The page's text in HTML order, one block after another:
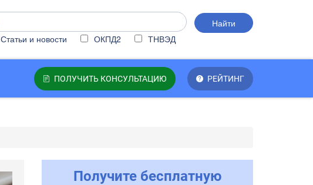
Найти
Статьи и новости
ОКПД2 ТНВЭД
ПОЛУЧИТЬ КОНСУЛЬТАЦИЮ РЕЙТИНГ
Получите бесплатную